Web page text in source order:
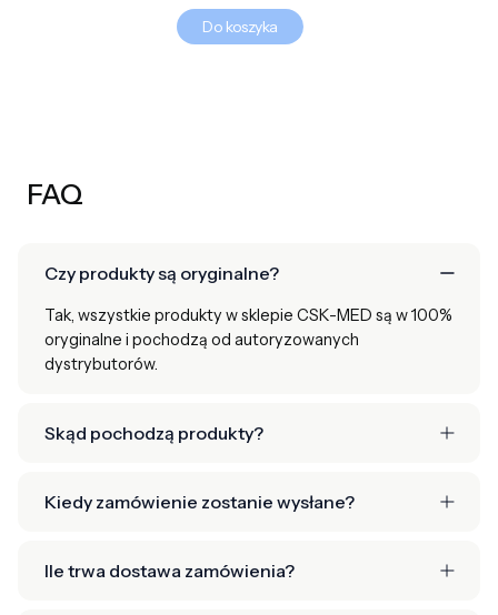
Do koszyka
FAQ
Czy produkty są oryginalne?
Tak, wszystkie produkty w sklepie CSK-MED są w 100%
oryginalne i pochodzą od autoryzowanych
dystrybutorów.
Skąd pochodzą produkty?
Kiedy zamówienie zostanie wysłane?
Ile trwa dostawa zamówienia?